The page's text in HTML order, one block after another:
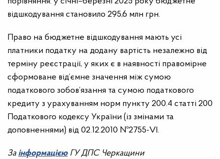
відшкодування становило 295,6 млн грн.
Право на бюджетне відшкодування мають усі
платники податку на додану вартість незалежно від
терміну реєстрації, у яких є в наявності правомірне
сформоване від’ємне значення між сумою
податкового зобов’язання та сумою податкового
кредиту з урахуванням норм пункту 200.4 статті 200
Податкового кодексу України (із змінами та
доповненнями) від 02.12.2010 №2755-VІ.
За інформацією ГУ ДПС Черкащини